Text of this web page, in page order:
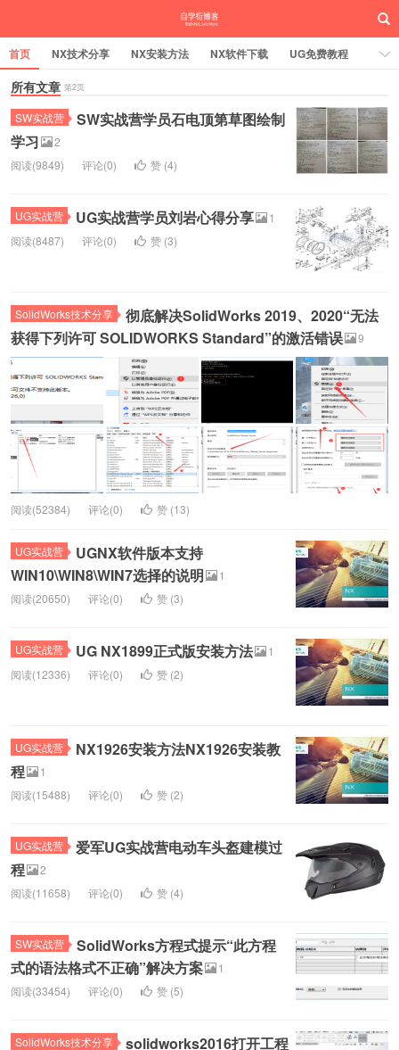
首页 NX技术分享 NX安装方法 NX软件下载
UG免费教程
UG编程加工
UG实战营
所有文章 第2页
SW实战营
SW实战营学员石电顶第草图绘制
学习
2
阅读(9849)
评论(0) 赞 (4)
UG实战营 UG实战营学员刘岩心得分享
1
阅读(8487)
评论(0) 赞 (3)
SolidWorks技术分享
彻底解决SolidWorks 2019、2020“无法
获得下列许可 SOLIDWORKS Standard”的激活错误
9
阅读(52384) 评论(0) 赞 (13)
UG实战营
UGNX软件版本支持
WIN10\WIN8\WIN7选择的说明
1
阅读(20650)
评论(0) 赞 (3)
UG实战营 UG NX1899正式版安装方法
1
阅读(12336)
评论(0) 赞 (2)
UG实战营
NX1926安装方法NX1926安装教
程
1
阅读(15488)
评论(0) 赞 (2)
UG实战营
爱军UG实战营电动车头盔建模过
程
2
阅读(11658)
评论(0) 赞 (4)
SW实战营
SolidWorks方程式提示“此方程
式的语法格式不正确”解决方案
1
阅读(33454)
评论(0) 赞 (5)
SolidWorks技术分享
solidworks2016打开工程